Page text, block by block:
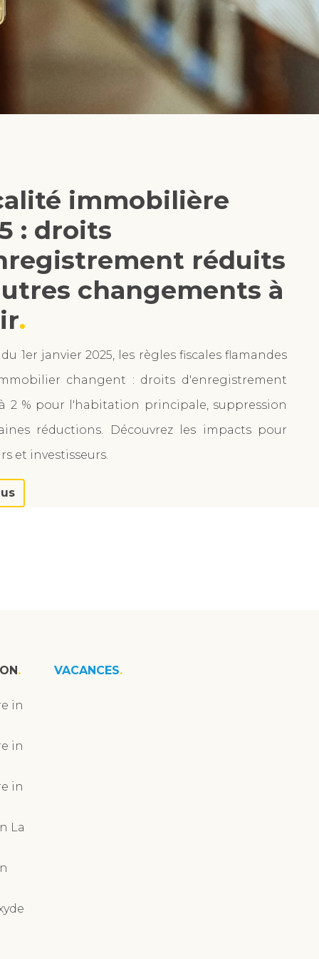
immobilière
: droits
réduits
changements à
1er janvier 2025, les règles fiscales flamandes
changent : droits d'enregistrement
2 % pour l'habitation principale, suppression
réductions. Découvrez les impacts pour
et investisseurs.
in
in
in
La
VACANCES